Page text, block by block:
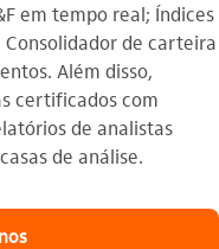
em tempo real; Índices
de carteira
Além disso,
certificados com
de analistas
de análise.